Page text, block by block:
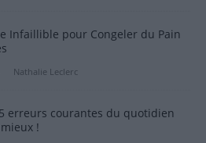
Infaillible pour Congeler du Pain
Nathalie Leclerc
erreurs courantes du quotidien
!